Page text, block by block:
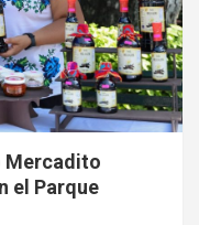
Mercadito
el Parque